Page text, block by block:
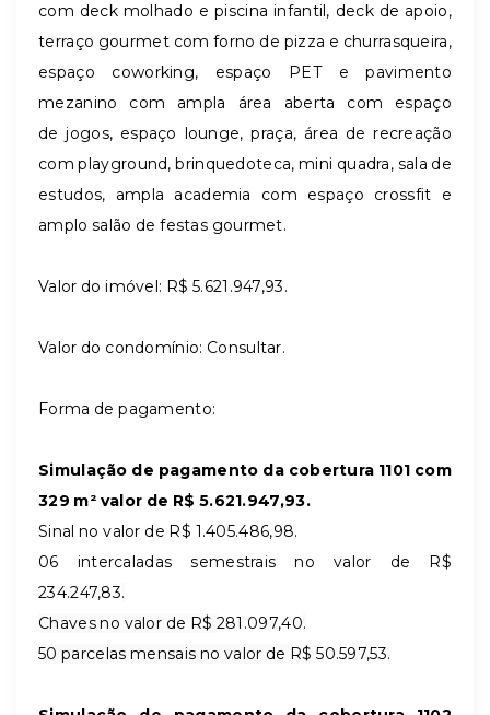
com deck molhado e piscina infantil, deck de apoio,
terraço gourmet com forno de pizza e churrasqueira,
espaço coworking, espaço PET e pavimento
mezanino com ampla área aberta com espaço
de jogos, espaço lounge, praça, área de recreação
com playground, brinquedoteca, mini quadra, sala de
estudos, ampla academia com espaço crossfit e
amplo salão de festas gourmet.
Valor do imóvel: R$5.621.947,93.
Valor do condomínio: Consultar.
Forma de pagamento:
Simulação de pagamento da cobertura 1101 com
329 m² valor de R$ 5.621.947,93.
Sinal no valor de R$ 1.405.486,98.
06 intercaladas semestrais no valor de R$
234.247,83.
Chaves no valor de R$ 281.097,40.
50 parcelas mensais no valor de R$50.597,53.